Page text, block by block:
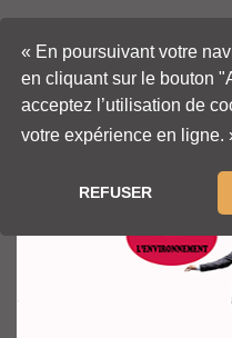
« En poursuivant votre
en cliquant sur le bouton
acceptez l’utilisation de
votre expérience en ligne.
REFUSER
LOCATION-BENNE